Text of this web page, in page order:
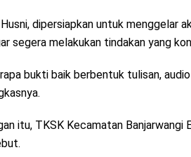
dipersiapkan untuk menggelar
segera melakukan tindakan yang
bukti baik berbentuk tulisan,
itu, TKSK Kecamatan Banjarwangi